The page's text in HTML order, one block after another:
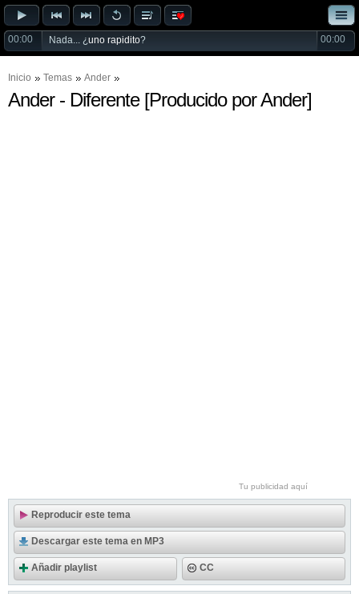
00:00 Nada... ¿uno rapidito? 00:00
Inicio Temas Ander
Ander - Diferente [Producido por Ander]
Tu publicidad aquí
Reproducir este tema
Descargar este tema en MP3
Añadir playlist CC